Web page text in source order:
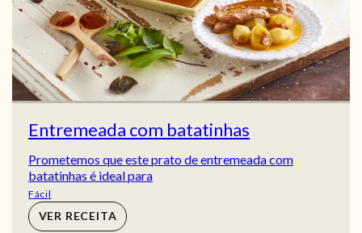
Entremeada com batatinhas
Prometemos que este prato de entremeada com
batatinhas é ideal para
Fácil
VER RECEITA